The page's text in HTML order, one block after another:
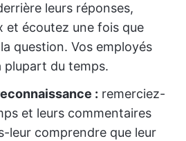
leurs réponses,
et écoutez une fois que
question. Vos employés
plupart du temps.
: remerciez-
et leurs commentaires
leur comprendre que leur